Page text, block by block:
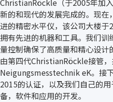
ChristianRöckle（于2005年加
新的和现代的发展完成的。现
进的精密水平仪，该公司大楼
拥有先进的机器和工具。我们
量控制确保了高质量和精心设
由第四代ChristianRöckle接管
Neigungsmesstechnik eK。接
2015的认证，以及我们自己的
备，软件和应用的开发。